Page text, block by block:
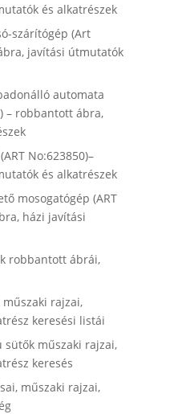
és alkatrészek
szárítógép (Art
javítási útmutatók
automata
– robbantott ábra,
No:623850)–
és alkatrészek
mosogatógép (ART
házi javítási
robbantott ábrái,
rajzai,
keresési listái
műszaki rajzai,
keresés
műszaki rajzai,